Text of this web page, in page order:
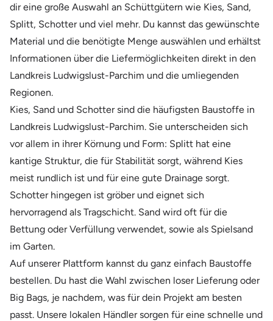
dir eine große Auswahl an Schüttgütern wie Kies, Sand,
Splitt, Schotter und viel mehr. Du kannst das gewünschte
Material und die benötigte Menge auswählen und erhältst
Informationen über die Liefermöglichkeiten direkt in den
Landkreis Ludwigslust-Parchim und die umliegenden
Regionen.
Kies, Sand und Schotter sind die häufigsten Baustoffe in
Landkreis Ludwigslust-Parchim. Sie unterscheiden sich
vor allem in ihrer Körnung und Form: Splitt hat eine
kantige Struktur, die für Stabilität sorgt, während Kies
meist rundlich ist und für eine gute Drainage sorgt.
Schotter hingegen ist gröber und eignet sich
hervorragend als Tragschicht. Sand wird oft für die
Bettung oder Verfüllung verwendet, sowie als Spielsand
im Garten.
Auf unserer Plattform kannst du ganz einfach Baustoffe
bestellen. Du hast die Wahl zwischen loser Lieferung oder
Big Bags, je nachdem, was für dein Projekt am besten
passt. Unsere lokalen Händler sorgen für eine schnelle und